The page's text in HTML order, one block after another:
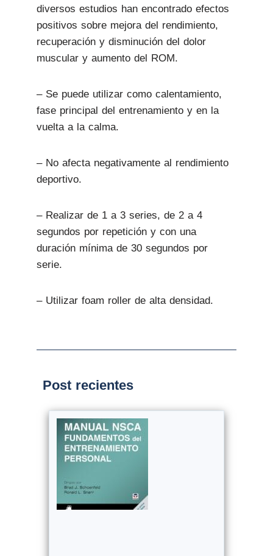
diversos estudios han encontrado efectos
positivos sobre mejora del rendimiento,
recuperación y disminución del dolor
muscular y aumento del ROM.
– Se puede utilizar como calentamiento,
fase principal del entrenamiento y en la
vuelta a la calma.
– No afecta negativamente al rendimiento
deportivo.
– Realizar de 1 a 3 series, de 2 a 4
segundos por repetición y con una
duración mínima de 30 segundos por
serie.
– Utilizar foam roller de alta densidad.
Post recientes